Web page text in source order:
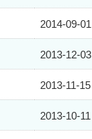
2014-09-01
2013-12-03
2013-11-15
2013-10-11